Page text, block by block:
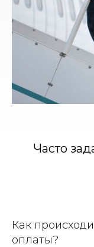
Часто
Как
оплаты?